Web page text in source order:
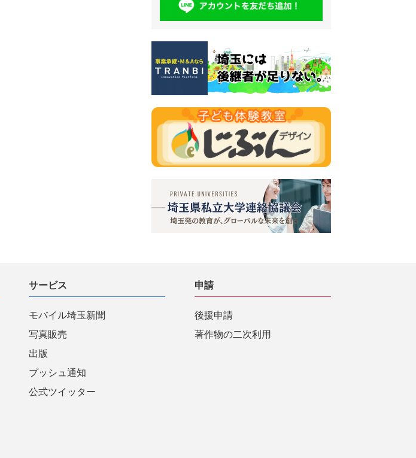
サービス
モバイル埼玉新聞
写真販売
出版
プッシュ通知
公式ツイッター
申請
後援申請
著作物の二次利用